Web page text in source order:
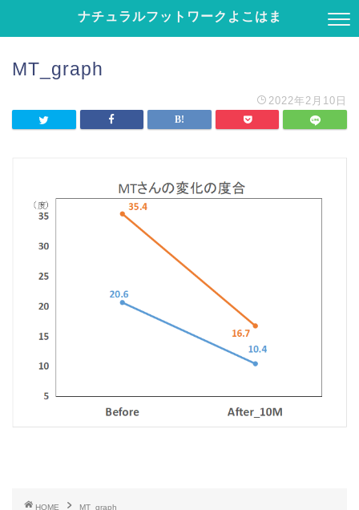
ナチュラルフットワークよこはま
MT_graph
2022年2月10日
HOME MT_graph